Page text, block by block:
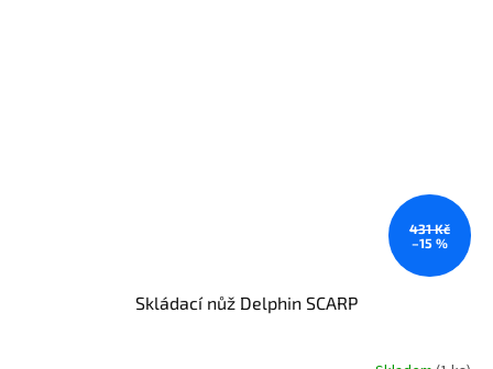
431 Kč
–15 %
Skládací nůž Delphin SCARP